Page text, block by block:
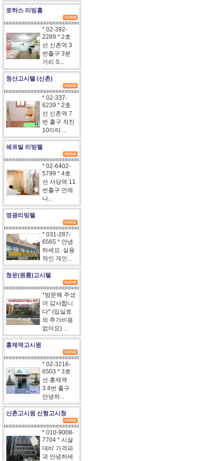
로하스 리빙홈
* 02-392-
2289 * 2호
선 신촌역 3
번출구 3분
거리 S...
청산고시텔 (신촌)
* 02-337-
6239 * 2호
선 신촌역 7
번 출구 직진
10미터 ...
쉐르빌 리빙텔
* 02-6402-
5799 * 4호
선 사당역 11
번출구 언제
나...
영광리빙텔
* 031-287-
6565 * 안녕
하세요. 실용
적인 개인...
청운(원룸)고시텔
*방문해 주셨
어 감사합니
다* (입실료
외 추가비용
없어요) ...
홍제역고시원
* 02-3216-
6503 * 3호
선 홍제역
3.4번 출구
안녕하...
신촌고시원 신형고시청
* 010-9008-
7704 * 시설
대비 가격파
괴 안녕하세